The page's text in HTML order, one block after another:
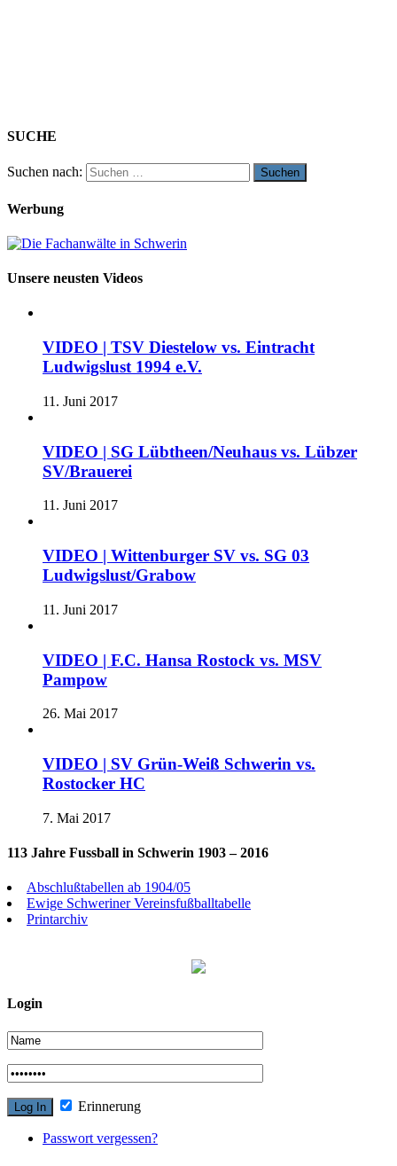
SUCHE
Suchen nach:
Werbung
Unsere neusten Videos
VIDEO | TSV Diestelow vs. Eintracht
Ludwigslust 1994 e.V.
11. Juni 2017
VIDEO | SG Lübtheen/Neuhaus vs. Lübzer
SV/Brauerei
11. Juni 2017
VIDEO | Wittenburger SV vs. SG 03
Ludwigslust/Grabow
11. Juni 2017
VIDEO | F.C. Hansa Rostock vs. MSV
Pampow
26. Mai 2017
VIDEO | SV Grün-Weiß Schwerin vs.
Rostocker HC
7. Mai 2017
113 Jahre Fussball in Schwerin 1903 – 2016
Abschlußtabellen ab 1904/05
Ewige Schweriner Vereinsfußballtabelle
Printarchiv
Login
Erinnerung
Passwort vergessen?